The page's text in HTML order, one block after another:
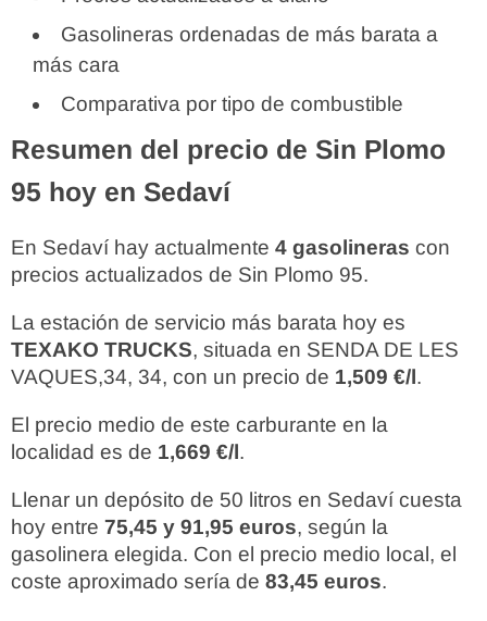
Gasolineras ordenadas de más barata a
más cara
Comparativa por tipo de combustible
Resumen del precio de Sin Plomo
95 hoy en Sedaví
En Sedaví hay actualmente 4 gasolineras con
precios actualizados de Sin Plomo 95.
La estación de servicio más barata hoy es
TEXAKO TRUCKS, situada en SENDA DE LES
VAQUES,34, 34, con un precio de 1,509 €/l.
El precio medio de este carburante en la
localidad es de 1,669 €/l.
Llenar un depósito de 50 litros en Sedaví cuesta
hoy entre 75,45 y 91,95 euros, según la
gasolinera elegida. Con el precio medio local, el
coste aproximado sería de 83,45 euros.